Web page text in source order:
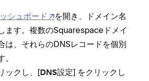
シ⁠ュボ⁠ード
を開き⁠、ドメイン名
ます⁠。複数のSquarespaceドメイ
は⁠、それらのDNSレコ⁠ードを個別
ックし⁠、[⁠DNS設定⁠] をクリ⁠ックし